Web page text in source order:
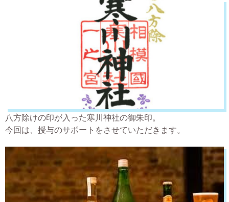
八方除けの印が入った寒川神社の御朱印。
今回は、授与のサポートをさせていただきます。